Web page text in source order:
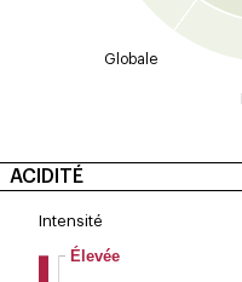
Globale
ACIDITÉ
Intensité
Élevée